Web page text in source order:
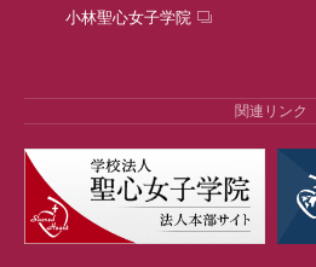
小林聖心女子学院
関連リンク